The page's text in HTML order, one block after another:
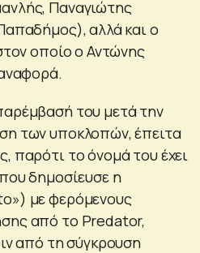
Παναγιώτης
αλλά και ο
οποίο ο Αντώνης
του μετά την
των υποκλοπών, έπειτα
παρότι το όνομά του έχει
δημοσίευσε η
με φερόμενους
από το Predator,
από τη σύγκρουση